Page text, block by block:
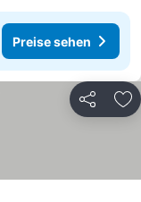
Preise sehen
Teilen